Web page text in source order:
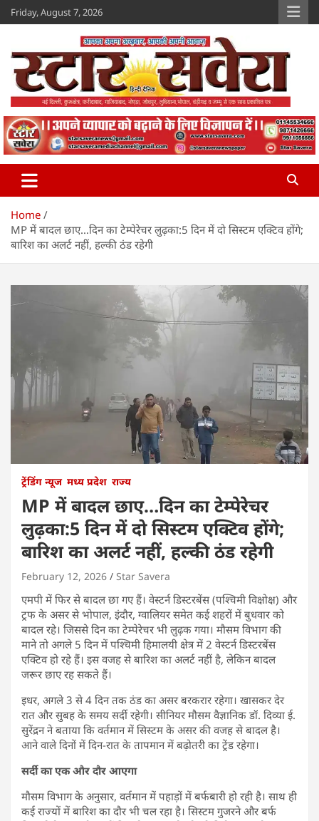
Skip
to
Friday, August 7, 2026
Star Savera
www.starsavera.com
Home
MP में बादल छाए…दिन का टेम्पेरेचर लुढ़का:5 दिन में दो सिस्टम एक्टिव होंगे;
बारिश का अलर्ट नहीं, हल्की ठंड रहेगी
ट्रेंडिंग न्यूज मध्य प्रदेश राज्य
MP में बादल छाए…दिन का टेम्पेरेचर
लुढ़का:5 दिन में दो सिस्टम एक्टिव होंगे;
बारिश का अलर्ट नहीं, हल्की ठंड रहेगी
February 12, 2026 Star Savera
एमपी में फिर से बादल छा गए हैं। वेस्टर्न डिस्टरबेंस (पश्चिमी विक्षोक्ष) और
ट्रफ के असर से भोपाल, इंदौर, ग्वालियर समेत कई शहरों में बुधवार को
बादल रहे। जिससे दिन का टेम्पेरेचर भी लुढ़क गया। मौसम विभाग की
माने तो अगले 5 दिन में पश्चिमी हिमालयी क्षेत्र में 2 वेस्टर्न डिस्टरबेंस
एक्टिव हो रहे हैं। इस वजह से बारिश का अलर्ट नहीं है, लेकिन बादल
जरूर छाए रह सकते हैं।
इधर, अगले 3 से 4 दिन तक ठंड का असर बरकरार रहेगा। खासकर देर
रात और सुबह के समय सर्दी रहेगी। सीनियर मौसम वैज्ञानिक डॉ. दिव्या ई.
सुरेंद्रन ने बताया कि वर्तमान में सिस्टम के असर की वजह से बादल है।
आने वाले दिनों में दिन-रात के तापमान में बढ़ोतरी का ट्रेंड रहेगा।
सर्दी का एक और दौर आएगा
मौसम विभाग के अनुसार, वर्तमान में पहाड़ों में बर्फबारी हो रही है। साथ ही
कई राज्यों में बारिश का दौर भी चल रहा है। सिस्टम गुजरने और बर्फ